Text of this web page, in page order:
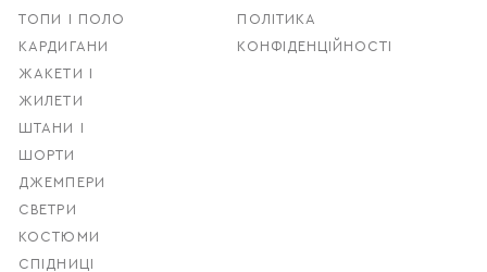
ТОПИ І ПОЛО
КАРДИГАНИ
ЖАКЕТИ І
ЖИЛЕТИ
ШТАНИ І
ШОРТИ
ДЖЕМПЕРИ
СВЕТРИ
КОСТЮМИ
СПІДНИЦІ
ПОЛІТИКА
КОНФІДЕНЦІЙНОСТІ